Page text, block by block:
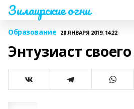
Зилаирские огни
Образование 28 ЯНВАРЯ 2019, 14:22
Энтузиаст